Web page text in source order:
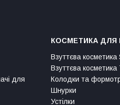
для
КОСМЕТИКА ДЛЯ
Взуттєва косметика
Взуттєва косметика
Колодки та
Шнурки
Устілки